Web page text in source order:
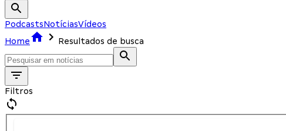
PodcastsNotíciasVídeos
Home
Resultados de busca
Filtros